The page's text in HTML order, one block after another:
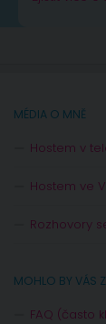
MÉDIA O MNĚ
Hostem v
Hostem ve
Rozhovory
MOHLO BY VÁS
FAQ (často